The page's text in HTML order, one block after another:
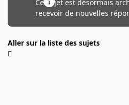
Ce sujet est désormais
recevoir de nouvelles
Aller sur la liste des sujets